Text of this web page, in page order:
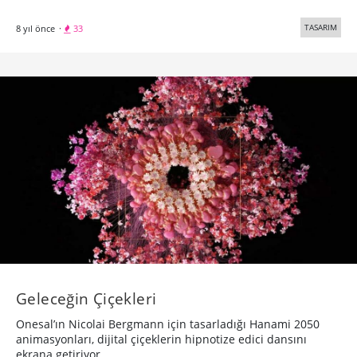
Geleceğin Çiçekleri
Onesal’ın Nicolai Bergmann için tasarladığı Hanami 2050
animasyonları, dijital çiçeklerin hipnotize edici dansını
ekrana getiriyor.
8 yıl önce 10